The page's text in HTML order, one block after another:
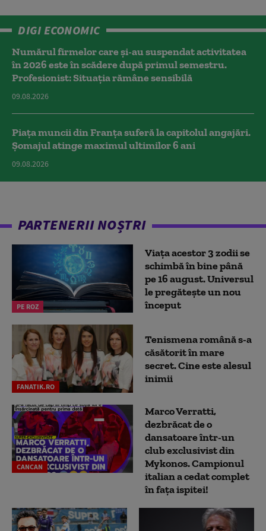
DIGI ECONOMIC
Numărul firmelor care și-au suspendat activitatea
în 2026 este în scădere după primul semestru.
Profesionist: Situația rămâne sensibilă
09.08.2026
Piața muncii din Franța suferă la capitolul angajări.
Șomajul atinge maximul ultimilor 6 ani
09.08.2026
PARTENERII NOȘTRI
PE ROZ
Viața acestor 3 zodii se
schimbă în bine până
pe 16 august. Universul
le pregătește un nou
început
FANATIK.RO
Tenismena română s-a
căsătorit în mare
secret. Cine este alesul
inimii
CANCAN
Marco Verratti,
dezbrăcat de o
dansatoare într-un
club exclusivist din
Mykonos. Campionul
italian a cedat complet
în fața ispitei!